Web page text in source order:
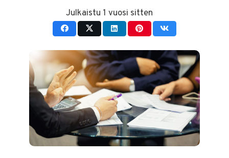
Julkaistu 1 vuosi sitten